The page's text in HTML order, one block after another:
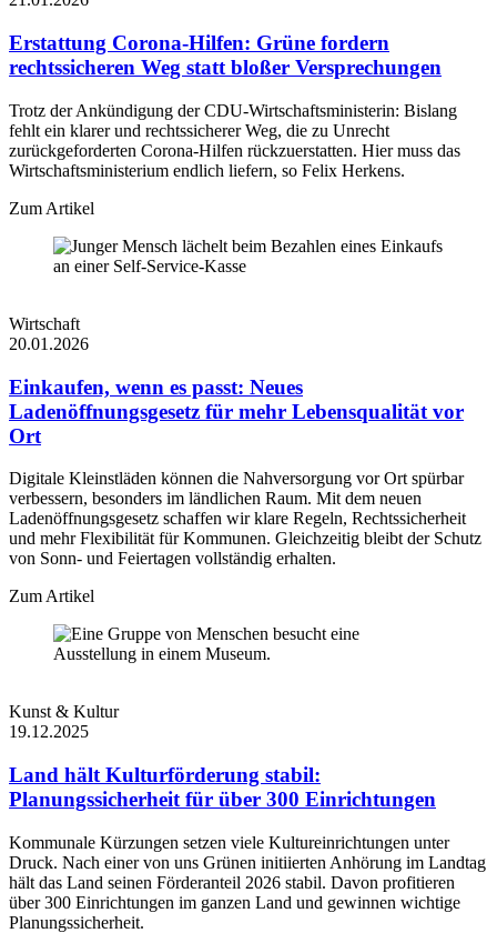
Erstattung Corona-Hilfen: Grüne fordern
rechtssicheren Weg statt bloßer Versprechungen
Trotz der Ankündigung der CDU-Wirtschaftsministerin: Bislang
fehlt ein klarer und rechtssicherer Weg, die zu Unrecht
zurückgeforderten Corona-Hilfen rückzuerstatten. Hier muss das
Wirtschaftsministerium endlich liefern, so Felix Herkens.
Zum Artikel
Wirtschaft
20.01.2026
Einkaufen, wenn es passt: Neues
Ladenöffnungsgesetz für mehr Lebensqualität vor
Ort
Digitale Kleinstläden können die Nahversorgung vor Ort spürbar
verbessern, besonders im ländlichen Raum. Mit dem neuen
Ladenöffnungsgesetz schaffen wir klare Regeln, Rechtssicherheit
und mehr Flexibilität für Kommunen. Gleichzeitig bleibt der Schutz
von Sonn- und Feiertagen vollständig erhalten.
Zum Artikel
Kunst & Kultur
19.12.2025
Land hält Kulturförderung stabil:
Planungssicherheit für über 300 Einrichtungen
Kommunale Kürzungen setzen viele Kultureinrichtungen unter
Druck. Nach einer von uns Grünen initiierten Anhörung im Landtag
hält das Land seinen Förderanteil 2026 stabil. Davon profitieren
über 300 Einrichtungen im ganzen Land und gewinnen wichtige
Planungssicherheit.